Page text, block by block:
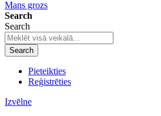
Mans grozs
Search
Search
Search
Pieteikties
Reģistrēties
Izvēlne